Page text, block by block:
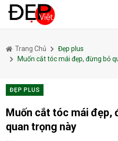
Trang Chủ
Đẹp plus
Muốn cắt tóc mái đẹp, đừng bỏ
ĐẸP PLUS
Muốn cắt tóc mái đẹp,
quan trọng này